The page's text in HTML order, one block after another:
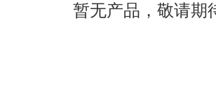
暂无产品，敬请期